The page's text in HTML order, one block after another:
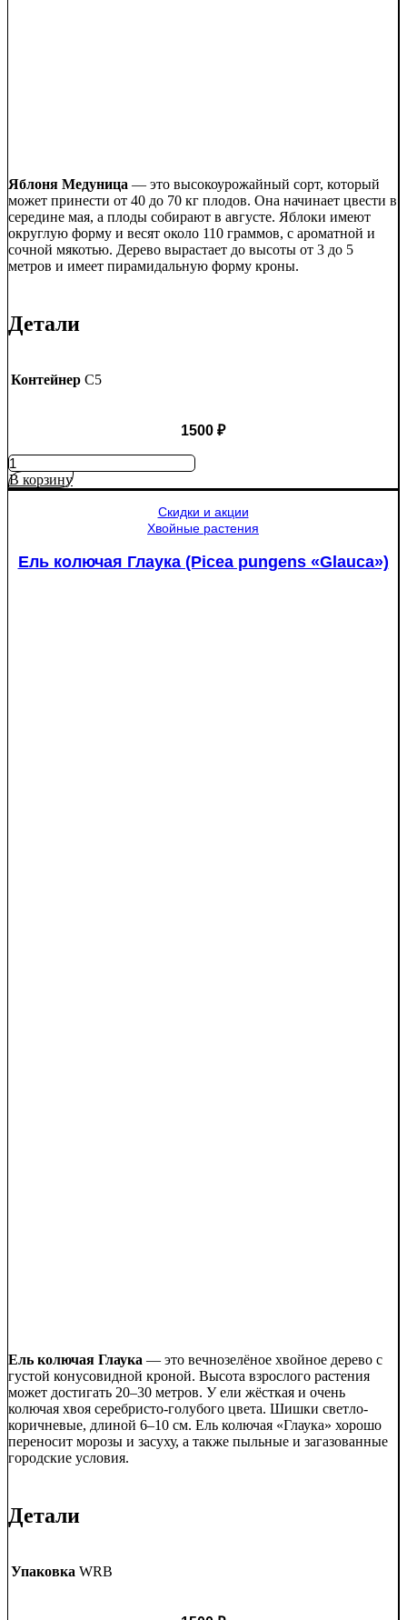
Яблоня Медуница — это высокоурожайный сорт, который
может принести от 40 до 70 кг плодов. Она начинает цвести в
середине мая, а плоды собирают в августе. Яблоки имеют
округлую форму и весят около 110 граммов, с ароматной и
сочной мякотью. Дерево вырастает до высоты от 3 до 5
метров и имеет пирамидальную форму кроны.
Детали
Контейнер C5
1500 ₽
Количество
товара
Яблоня
В корзину
Скидки и акции
Хвойные растения
Ель колючая Глаука (Picea pungens «Glauca»)
Ель колючая Глаука — это вечнозелёное хвойное дерево с
густой конусовидной кроной. Высота взрослого растения
может достигать 20–30 метров. У ели жёсткая и очень
колючая хвоя серебристо-голубого цвета. Шишки светло-
коричневые, длиной 6–10 см. Ель колючая «Глаука» хорошо
переносит морозы и засуху, а также пыльные и загазованные
городские условия.
Детали
Упаковка WRB